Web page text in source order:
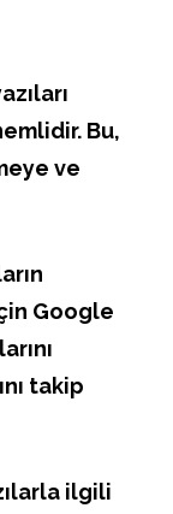
Bu,
ve
Google
takip
ilgili